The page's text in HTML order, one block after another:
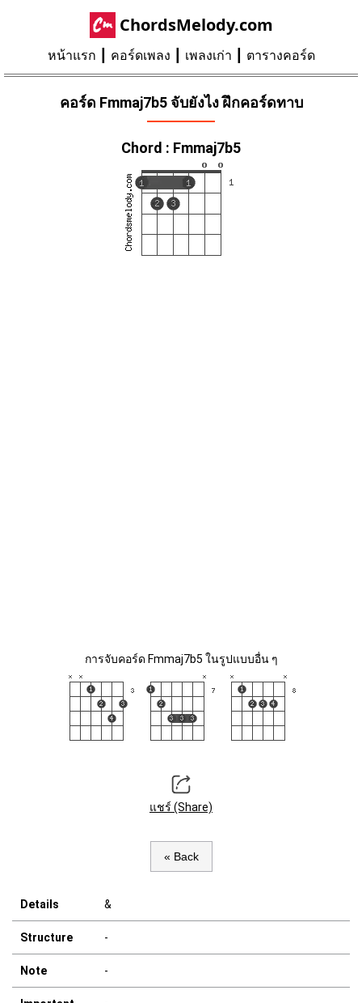
ChordsMelody.com
หน้าแรก คอร์ดเพลง เพลงเก่า ตารางคอร์ด
คอร์ด Fmmaj7b5 จับยังไง ฝึกคอร์ดทาบ
Chord : Fmmaj7b5
การจับคอร์ด Fmmaj7b5 ในรูปแบบอื่น ๆ
แชร์ (Share)
« Back
Details &
Structure -
Note -